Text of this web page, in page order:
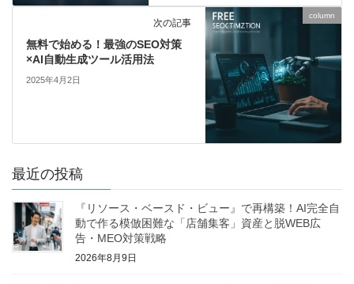
column
次の記事
無料で始める！最強のSEO対策
×AI自動生成ツール活用法
2025年4月2日
最近の投稿
『リソース・ベースド・ビュー』で再構築！AI完全自
動で作る模倣困難な「店舗集客」資産と脱WEB広
告・MEO対策戦略
2026年8月9日